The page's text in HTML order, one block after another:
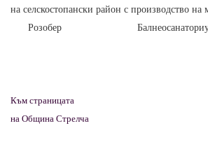
на селскостопански район с производство на
Розобер
Към страницата
на Община Стрелча